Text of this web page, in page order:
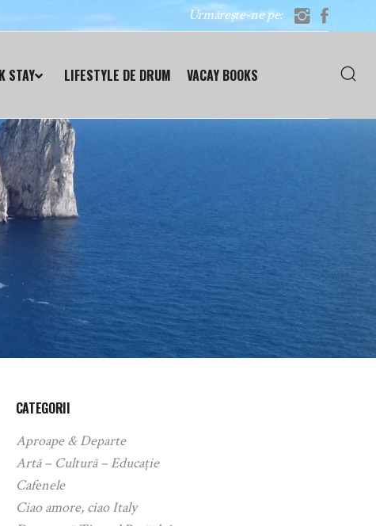
Urmărește-ne pe:
STAY LIFESTYLE DE DRUM VACAY BOOKS
CATEGORII
Aproape & Departe
Artă – Cultură – Educație
Cafenele
Ciao amore, ciao Italy